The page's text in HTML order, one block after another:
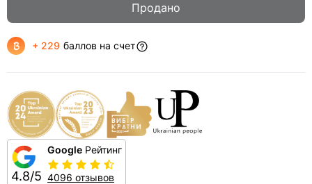
Продано
+ 229 баллов на счет
4.8/5
Google Рейтинг
4096 отзывов